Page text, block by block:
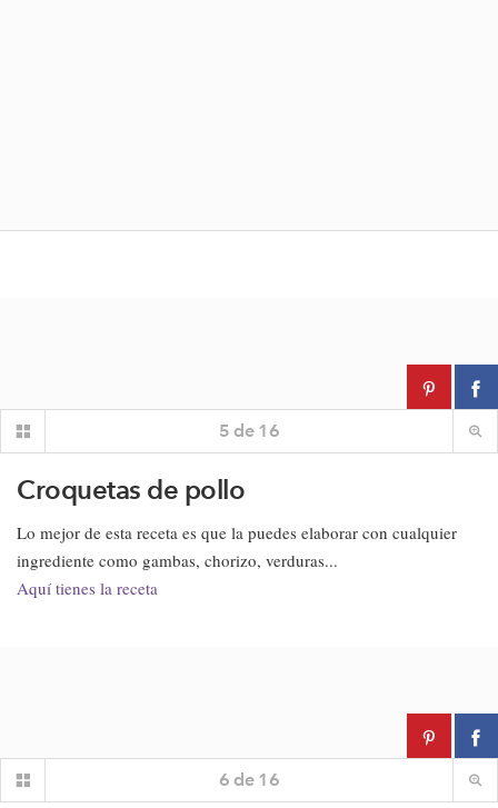
5 de 16
Croquetas de pollo
Lo mejor de esta receta es que la puedes elaborar con cualquier
ingrediente como gambas, chorizo, verduras...
Aquí tienes la receta
6 de 16